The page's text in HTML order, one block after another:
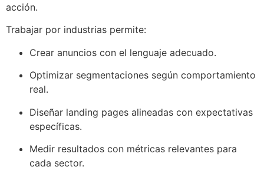
acción.
Trabajar por industrias permite:
Crear anuncios con el lenguaje adecuado.
Optimizar segmentaciones según comportamiento
real.
Diseñar landing pages alineadas con expectativas
específicas.
Medir resultados con métricas relevantes para
cada sector.